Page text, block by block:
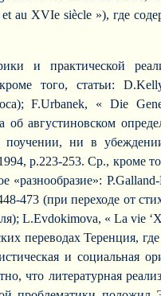
au XVIe siècle »), где
и практической
того, статьи:
F.Urbanek, « Die
августиновском
ни в
p.223-253. Ср., кроме
«разнообразие»:
473 (при переходе от
L.Evdokimova, « La vie
переводах Теренция,
и социальная
что литературная